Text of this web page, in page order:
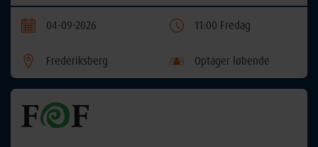
04-09-2026 11:00 Fredag
Frederiksberg Optager løbende